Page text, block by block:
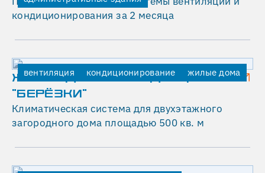
кондиционирования за 2 месяца
вентиляция кондиционирование жилые дома
ЖИЛОЙ ДОМ В РЕЗИДЕНЦИИ
"БЕРЁЗКИ"
Климатическая система для двухэтажного
загородного дома площадью 500 кв. м